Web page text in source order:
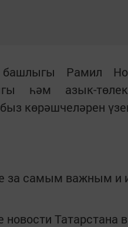
Рамил
һәм азык-
көрәшчеләрен
за самым важным и
новости